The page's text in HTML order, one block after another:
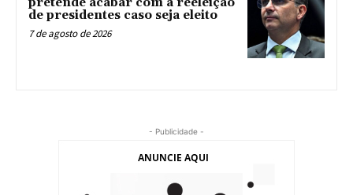
de presidentes caso seja eleito
7 de agosto de 2026
- Publicidade -